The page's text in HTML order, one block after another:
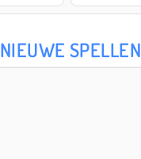
NIEUWE SPELLEN